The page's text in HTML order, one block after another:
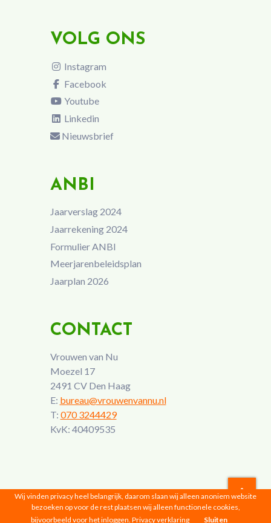
VOLG ONS
Instagram
Facebook
Youtube
Linkedin
Nieuwsbrief
ANBI
Jaarverslag 2024
Jaarrekening 2024
Formulier ANBI
Meerjarenbeleidsplan
Jaarplan 2026
CONTACT
Vrouwen van Nu
Moezel 17
2491 CV Den Haag
E: bureau@vrouwenvannu.nl
T: 070 3244429
KvK: 40409535
Vrouwen van Nu © 2026 |Privacyverklaring
Wij vinden privacy heel belangrijk, daarom slaan wij alleen anoniem website
bezoeken op voor de rest plaatsen wij alleen functionele cookies,
bijvoorbeeld voor het inloggen. Privacy verklaring Sluiten